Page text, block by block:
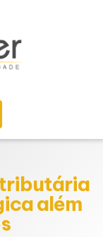
tributária
além